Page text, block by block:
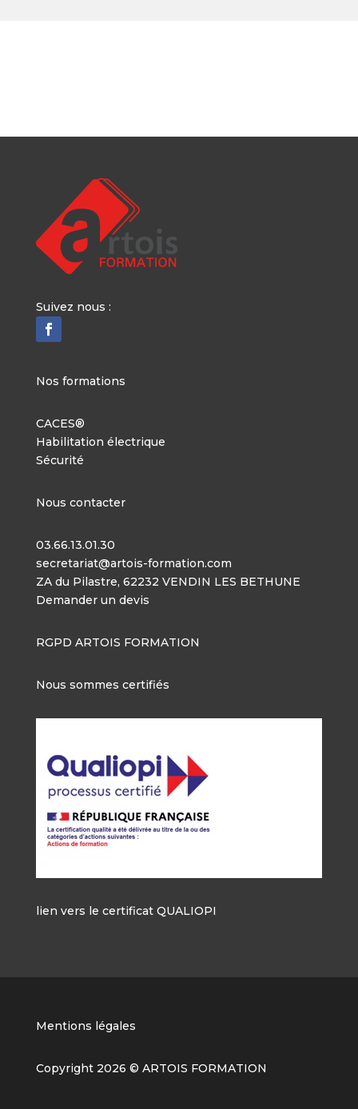
Suivez nous :
Nos formations
CACES®
Habilitation électrique
Sécurité
Nous contacter
03.66.13.01.30
secretariat@artois-formation.com
ZA du Pilastre, 62232 VENDIN LES BETHUNE
Demander un devis
RGPD ARTOIS FORMATION
Nous sommes certifiés
lien vers le certificat QUALIOPI
Mentions légales
Copyright 2026 © ARTOIS FORMATION